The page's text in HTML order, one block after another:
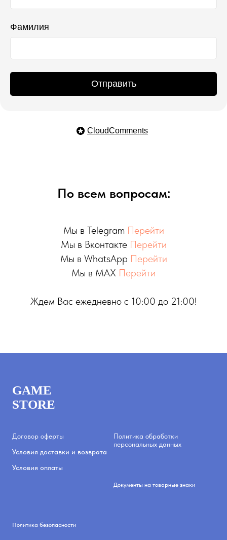
Фамилия
Отправить
CloudComments
По всем вопросам:
Мы в Telegram Перейти
Мы в Вконтакте Перейти
Мы в WhatsApp Перейти
Мы в MAX Перейти
Ждем Вас ежедневно с 10:00 до 21:00!
GAME
STORE
Договор оферты
Условия доставки и возврата
Условия оплаты
Политика обработки
персональных данных
Документы на товарные знаки
Политика безопасности